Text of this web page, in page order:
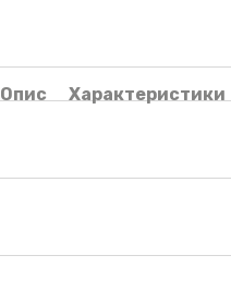
Опис Характеристики